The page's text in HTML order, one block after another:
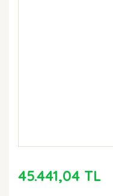
45.441,04 TL